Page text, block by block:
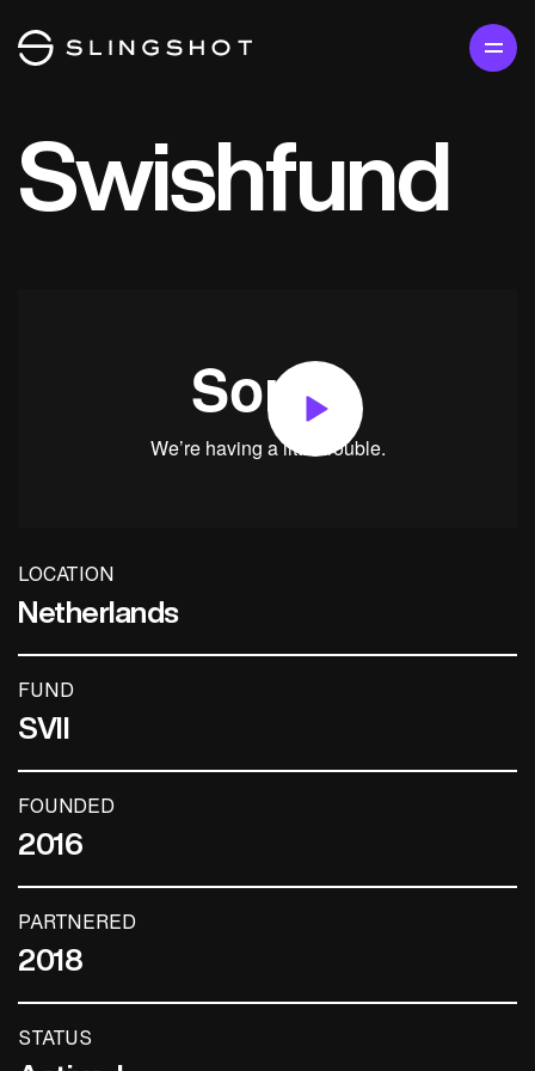
Swishfund
LOCATION
Netherlands
FUND
SVII
FOUNDED
2016
PARTNERED
2018
STATUS